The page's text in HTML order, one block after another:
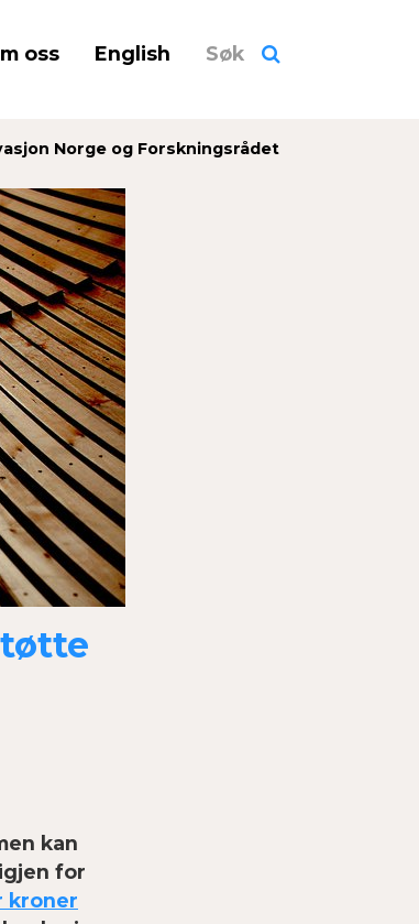
oss English Søk
Norge og Forsknings­rådet
kan
for
kroner